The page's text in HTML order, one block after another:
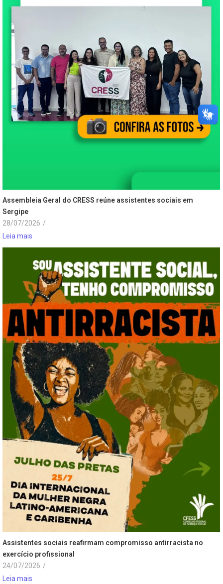
Assembleia Geral do CRESS reúne assistentes sociais em
Sergipe
28/07/2026 /
Leia mais
Assistentes sociais reafirmam compromisso antirracista no
exercício profissional
24/07/2026 /
Leia mais